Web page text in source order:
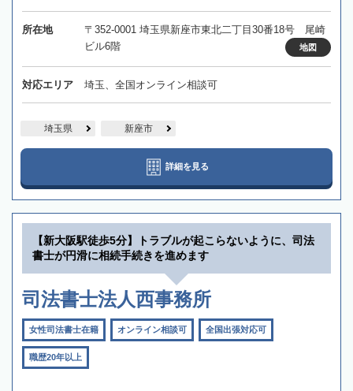
所在地
〒352-0001 埼玉県新座市東北二丁目30番18号 尾崎
ビル6階
地図
対応エリア 埼玉、全国オンライン相談可
埼玉県 新座市
詳細を見る
【新大阪駅徒歩5分】トラブルが起こらないように、司法
書士が円滑に相続手続きを進めます
司法書士法人西事務所
女性司法書士在籍 オンライン相談可 全国出張対応可
職歴20年以上